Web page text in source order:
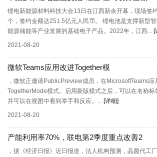
锂电新能源材料科技大会13日在江西新余开幕，现场签
个，签约金额达251.5亿元人民币。 锂电池是支撑新型
能源储能等产业发展的基础电子产品。2022年，江西... [
2021-08-20
微软Teams应用改进Together模
，微软正邀请PublicPreview成员，在MicrosoftTeams应
TogetherMode模式。启用新版模式之后，可以在名称标
并可以在视图中看到举手和反应。... [详细]
2021-08-20
产能利用率70%，联电第2季度重点改善2
，据《经济日报》近日报道，法人机构预测，晶圆代工